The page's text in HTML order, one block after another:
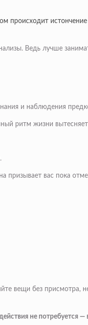
происходит
Ведь лучше
и наблюдения
ритм жизни
призывает вас пока
вещи без
не потребуется